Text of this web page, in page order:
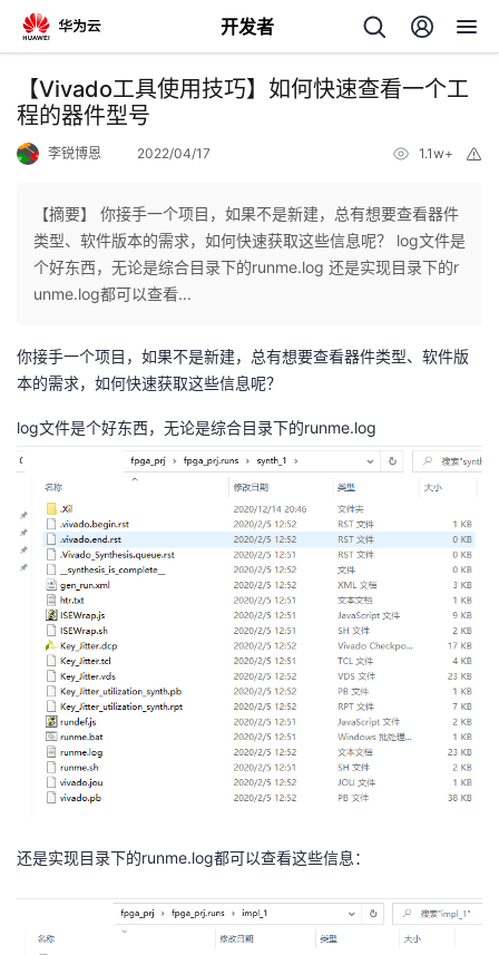
开发者
返
回
个
主
页
的
开
者
我
的
博
客
我
的
论
坛
我
的
圈
子
我
的
直
我
的
我
【Vivado工具使用技巧】如何快速查看一个工
程的器件型号
李锐博恩 2022/04/17 1.1w+
【摘要】 你接手一个项目，如果不是新建，总有想要查看器件
类型、软件版本的需求，如何快速获取这些信息呢？ log文件是
个好东西，无论是综合目录下的runme.log 还是实现目录下的r
unme.log都可以查看...
你接手一个项目，如果不是新建，总有想要查看器件类型、软件版
本的需求，如何快速获取这些信息呢？
log文件是个好东西，无论是综合目录下的runme.log
还是实现目录下的runme.log都可以查看这些信息：